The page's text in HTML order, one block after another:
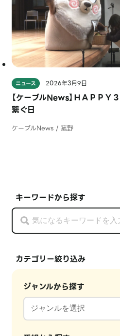
キーワードから探す
カテゴリー絞り込み
ジャンルから探す
ニュース 2026年3月9日
【ケーブルNews】ＨＡＰＰＹ
繋ぐ日
ケーブルNews / 菰野